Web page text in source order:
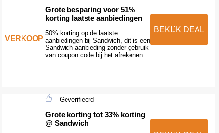
VERKOOP
Grote besparing voor 51%
korting laatste aanbiedingen
50% korting op de laatste
aanbiedingen bij Sandwich, dit is een
Sandwich aanbieding zonder gebruik
van coupon code bij het afrekenen.
BEKIJK DEAL
Geverifieerd
Grote korting tot 33% korting
@ Sandwich